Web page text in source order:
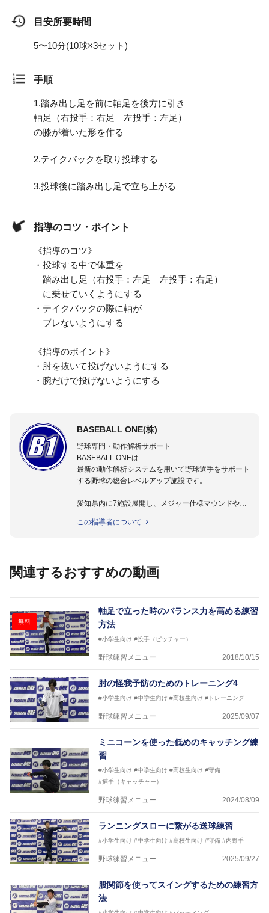
目安所要時間
5〜10分(10球×3セット)
手順
1.踏み出し足を前に軸足を後方に引き
軸足（右投手：右足 左投手：左足）
の膝が着いた形を作る
2.テイクバックを取り投球する
3.投球後に踏み出し足で立ち上がる
指導のコツ・ポイント
《指導のコツ》
・投球する中で体重を
踏み出し足（右投手：左足 左投手：右足）
に乗せていくようにする
・テイクバックの際に軸が
ブレないようにする
《指導のポイント》
・肘を抜いて投げないようにする
・腕だけで投げないようにする
BASEBALL ONE(株)
野球専門・動作解析サポート
BASEBALL ONEは
最新の動作解析システムを用いて野球選手をサポート
する野球の総合レベルアップ施設です。
愛知県内に7施設展開し、メジャー仕様マウンドやト
動作解析システムを用いて、小学生からプロ野球選手
この指導者について
関連するおすすめの動画
無料
軸足で立った時のバランス力を高める練習
方法
#小学生向け #投手（ピッチャー）
野球練習メニュー 2018/10/15
肘の怪我予防のためのトレーニング4
#小学生向け #中学生向け #高校生向け #トレーニング
野球練習メニュー 2025/09/07
ミニコーンを使った低めのキャッチング練
習
#小学生向け #中学生向け #高校生向け #守備
#捕手（キャッチャー）
野球練習メニュー 2024/08/09
ランニングスローに繋がる送球練習
#小学生向け #中学生向け #高校生向け #守備 #内野手
野球練習メニュー 2025/09/27
股関節を使ってスイングするための練習方
法